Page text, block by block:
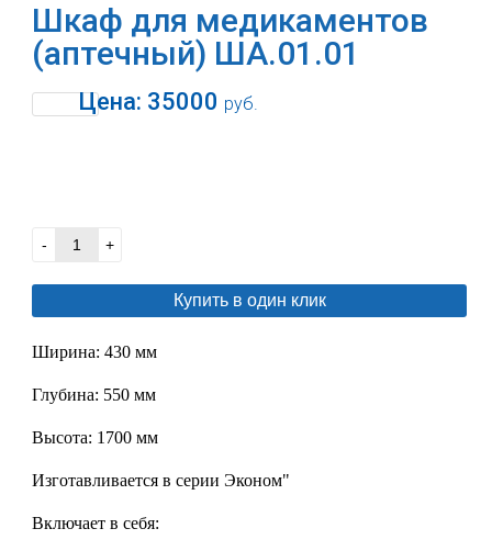
Шкаф для медикаментов
(аптечный) ША.01.01
Цена: 35000 руб.
- +
Купить в один клик
Ширина: 430 мм
Глубина: 550 мм
Высота: 1700 мм
Изготавливается в серии Эконом"
Включает в себя: